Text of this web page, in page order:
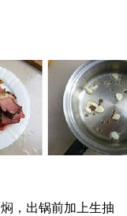
，出锅前加上生抽